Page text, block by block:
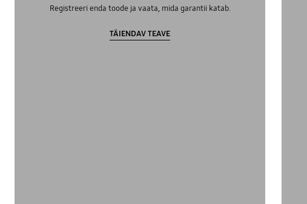
Registreeri enda toode ja vaata, mida garantii katab.
TÄIENDAV TEAVE